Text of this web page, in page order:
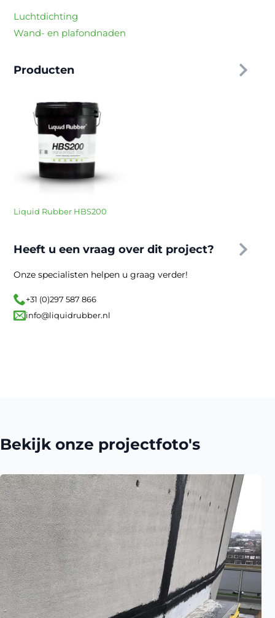
Luchtdichting
Wand- en plafondnaden
Producten
Liquid Rubber HBS200
Heeft u een vraag over dit project?
Onze specialisten helpen u graag verder!
+31 (0)297 587 866
info@liquidrubber.nl
Bekijk onze projectfoto's